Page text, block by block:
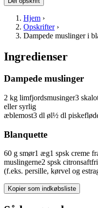
Hjem ›
Opskrifter›
Dampede muslinger i
Ingredienser
Dampede muslinger
2 kg limfjordsmusinger3
eller syrlig
æblemost3 dl øl½ dl
Blanquette
60 g smør1 æg1 spsk creme
muslingerne2 spsk citronsaft
(f.eks. persille, kørvel og
Kopier som indkøbsliste